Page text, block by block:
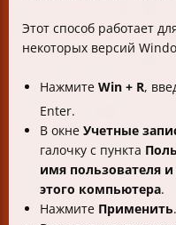
Этот способ работает
некоторых версий
Нажмите Win + R,
Enter.
В окне Учетные
галочку с пункта
имя пользователя
этого компьютера.
Нажмите Применить.